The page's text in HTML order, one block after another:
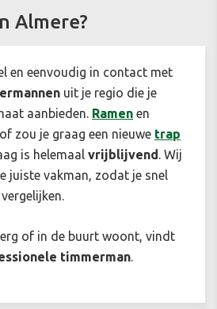
Almere?
en eenvoudig in contact met
uit je regio die je
aanbieden. Ramen en
zou je graag een nieuwe trap
is helemaal vrijblijvend. Wij
juiste vakman, zodat je snel
of in de buurt woont, vindt
timmerman.